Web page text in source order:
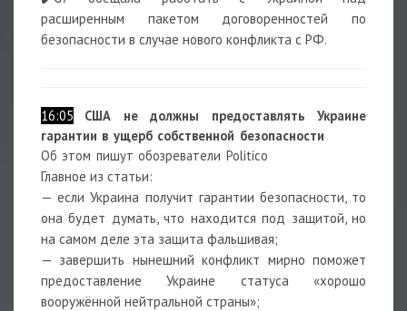
расширенным пакетом договоренностей по
безопасности в случае нового конфликта с РФ.
16:05
США не должны предоставлять Украине
гарантии в ущерб собственной безопасности
Об этом пишут обозреватели Politico
Главное из статьи:
— если Украина получит гарантии безопасности, то
она будет думать, что находится под защитой, но
на самом деле эта защита фальшивая;
— завершить нынешний конфликт мирно поможет
предоставление Украине статуса «хорошо
вооружённой нейтральной страны»;